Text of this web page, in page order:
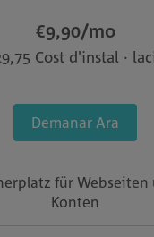
€9,90/mo
Cost d'instal ·
Demanar Ara
für Webseiten
Konten